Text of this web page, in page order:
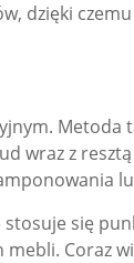
dzięki
Metoda
wraz z
się
Coraz